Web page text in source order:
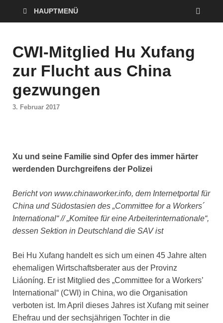
HAUPTMENÜ
CWI-Mitglied Hu Xufang
zur Flucht aus China
gezwungen
3. Februar 2017
Xu und seine Familie sind Opfer des immer härter
werdenden Durchgreifens der Polizei
Bericht von www.chinaworker.info, dem Internetportal für
China und Südostasien des „Committee for a Workers´
International“ // „Komitee für eine Arbeiterinternationale“,
dessen Sektion in Deutschland die SAV ist
Bei Hu Xufang handelt es sich um einen 45 Jahre alten
ehemaligen Wirtschaftsberater aus der Provinz
Liáoníng. Er ist Mitglied des „Committee for a Workers’
International“ (CWI) in China, wo die Organisation
verboten ist. Im April dieses Jahres ist Xufang mit seiner
Ehefrau und der sechsjährigen Tochter in die